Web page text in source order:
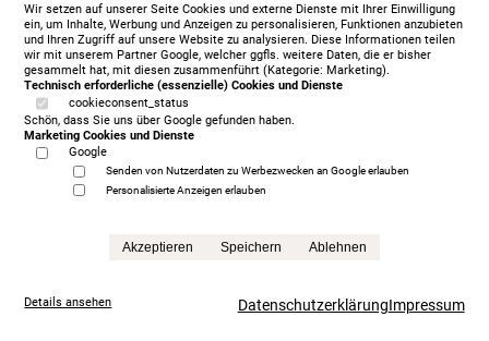
Treca Paris Oreiller, 200 x 200 cm, mit Matratze/n,
statt13.865,00 €
Wir setzen auf unserer Seite Cookies und externe Dienste mit Ihrer Einwilligung
ein, um Inhalte, Werbung und Anzeigen zu personalisieren, Funktionen anzubieten
und Ihren Zugriff auf unsere Website zu analysieren. Diese Informationen teilen
wir mit unserem Partner Google, welcher ggfls. weitere Daten, die er bisher
gesammelt hat, mit diesen zusammenführt (Kategorie: Marketing).
Technisch erforderliche (essenzielle) Cookies und Dienste
cookieconsent_status
Schön, dass Sie uns über Google gefunden haben.
Marketing Cookies und Dienste
Google
Senden von Nutzerdaten zu Werbezwecken an Google erlauben
Personalisierte Anzeigen erlauben
Akzeptieren Speichern Ablehnen
Details ansehen DatenschutzerklärungImpressum